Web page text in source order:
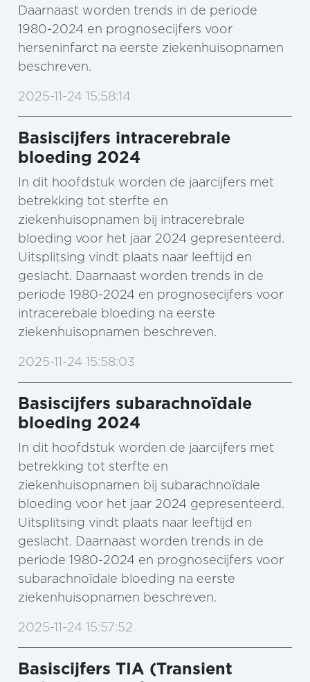
Daarnaast worden trends in de periode
1980-2024 en prognosecijfers voor
herseninfarct na eerste ziekenhuisopnamen
beschreven.
2025-11-24 15:58:14
Basiscijfers intracerebrale
bloeding 2024
In dit hoofdstuk worden de jaarcijfers met
betrekking tot sterfte en
ziekenhuisopnamen bij intracerebrale
bloeding voor het jaar 2024 gepresenteerd.
Uitsplitsing vindt plaats naar leeftijd en
geslacht. Daarnaast worden trends in de
periode 1980-2024 en prognosecijfers voor
intracerebale bloeding na eerste
ziekenhuisopnamen beschreven.
2025-11-24 15:58:03
Basiscijfers subarachnoïdale
bloeding 2024
In dit hoofdstuk worden de jaarcijfers met
betrekking tot sterfte en
ziekenhuisopnamen bij subarachnoïdale
bloeding voor het jaar 2024 gepresenteerd.
Uitsplitsing vindt plaats naar leeftijd en
geslacht. Daarnaast worden trends in de
periode 1980-2024 en prognosecijfers voor
subarachnoïdale bloeding na eerste
ziekenhuisopnamen beschreven.
2025-11-24 15:57:52
Basiscijfers TIA (Transient